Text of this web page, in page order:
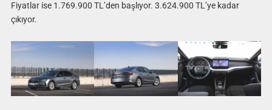
Fiyatlar ise 1.769.900 TL’den başlıyor. 3.624.900 TL’ye kadar
çıkıyor.